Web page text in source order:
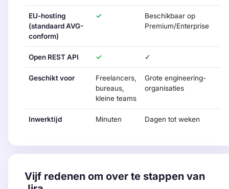
EU-hosting
(standaard AVG-
conform)
✓
Beschikbaar op
Premium/Enterprise
Open REST API ✓ ✓
Geschikt voor
Freelancers,
bureaus,
kleine teams
Grote engineering-
organisaties
Inwerktijd Minuten Dagen tot weken
Vijf redenen om over te stappen van